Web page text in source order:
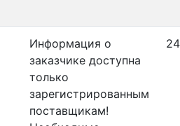
Информация о
заказчике доступна
только
зарегистрированным
поставщикам!